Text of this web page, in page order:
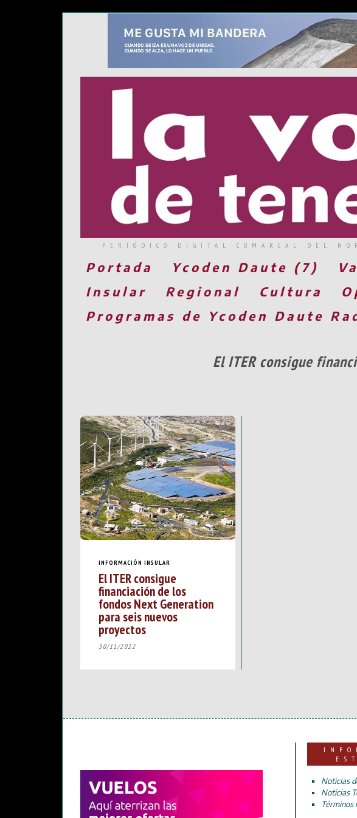
PERIÓDICO DIGITAL COMARCAL DEL
Portada Ycoden Daute (7)
Insular
Regional Cultura
Programas de Ycoden Daute
El ITER consigue
INFORMACIÓN INSULAR
El ITER consigue
financiación de los
fondos Next Generation
para seis nuevos
proyectos
30/11/2022
Noticias
Noticias
Términos